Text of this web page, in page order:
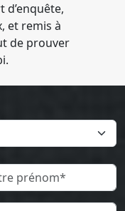
et remis à
de prouver